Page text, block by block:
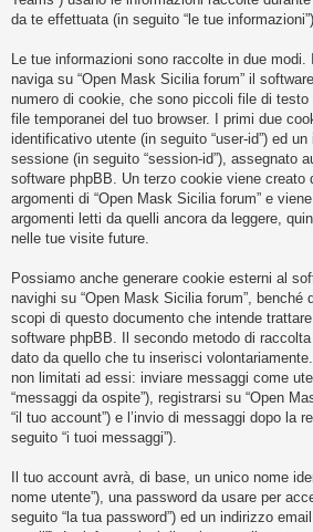
o
m
e
n
t
i
s
e
n
a
r
i
s
p
o
s
t
a
da te effettuata (in seguito “le tue
Le tue informazioni sono raccolte in due modi.
naviga su “Open Mask Sicilia forum” il
numero di cookie, che sono piccoli file di
file temporanei del tuo browser. I primi due
identificativo utente (in seguito “user-id”) ed
sessione (in seguito “session-id”), assegnato
software phpBB. Un terzo cookie viene creato
argomenti di “Open Mask Sicilia forum” e
argomenti letti da quelli ancora da leggere,
nelle tue visite future.
Possiamo anche generare cookie esterni al
navighi su “Open Mask Sicilia forum”, benché
scopi di questo documento che intende
software phpBB. Il secondo metodo di
dato da quello che tu inserisci
non limitati ad essi: inviare messaggi come
“messaggi da ospite”), registrarsi su “Open
“il tuo account”) e l’invio di messaggi dopo la
seguito “i tuoi messaggi”).
Il tuo account avrà, di base, un unico nome
nome utente”), una password da usare per
seguito “la tua password”) ed un indirizzo